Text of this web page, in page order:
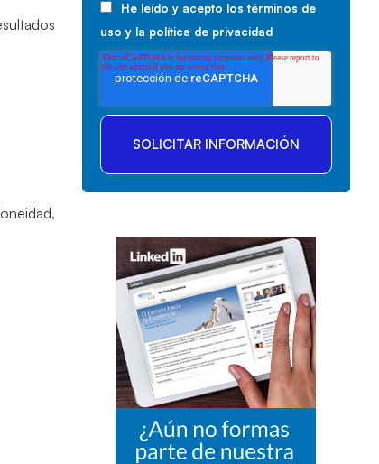
He leído y acepto lostérminos de
uso y la política de privacidad